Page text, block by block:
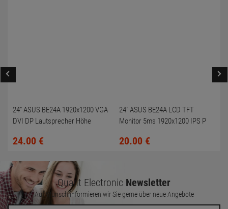
24" ASUS BE24A 1920x1200 VGA
DVI DP Lautsprecher Höhe
24.00 €
24" ASUS BE24A LCD TFT
Monitor 5ms 1920x1200 IPS P
20.00 €
Quant Electronic Newsletter
Auf Wunsch informieren wir Sie gerne über neue Angebote